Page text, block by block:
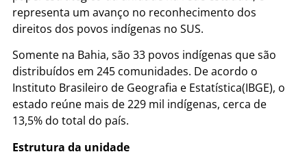
representa um avanço no reconhecimento dos
direitos dos povos indígenas no SUS.
Somente na Bahia, são 33 povos indígenas que são
distribuídos em 245 comunidades. De acordo o
Instituto Brasileiro de Geografia e Estatística(IBGE), o
estado reúne mais de 229 mil indígenas, cerca de
13,5% do total do país.
Estrutura da unidade